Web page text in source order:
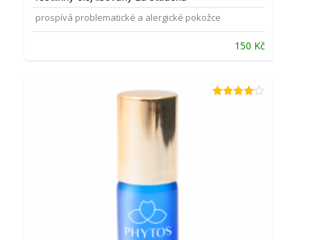
prospívá problematické a alergické pokožce
Původní
cena
197 Kč.
150 Kč
cena